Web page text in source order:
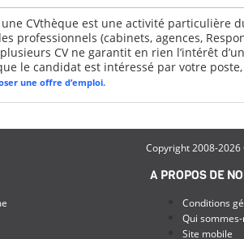
une CVthèque est une activité particulière
professionnels (cabinets, agences,
plusieurs CV ne garantit en rien l’intérêt
le candidat est intéressé par votre
une offre d’emploi.
Copyright 2008-
A PROPOS DE
Conditions
Qui sommes-
Site mobile